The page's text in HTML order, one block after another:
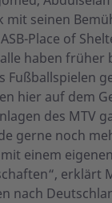
mit seinen
Place of
haben früher
Fußballspielen
hier auf dem
des MTV
gerne noch
einem
erklärt
nach